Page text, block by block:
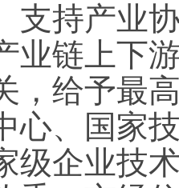
持产业协
业链上下
，给予最
心、国家
级企业技